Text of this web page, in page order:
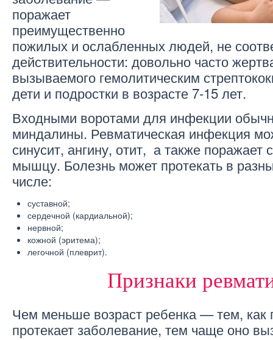
поражает
преимущественно
пожилых и ослабленных людей, не
действительности: довольно часто
вызываемого гемолитическим
дети и подростки в возрасте 7-15 лет.
Входными воротами для инфекции
миндалины. Ревматическая инфекция
синусит, ангину, отит, а также поражает
мышцу. Болезнь может протекать в
числе:
суставной;
сердечной (кардиальной);
нервной;
кожной (эритема);
легочной (плеврит).
Признаки
Чем меньше возраст ребенка — тем, как
протекает заболевание, тем чаще оно